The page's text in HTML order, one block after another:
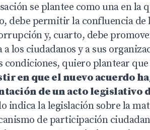
se plantee como una en la
debe permitir la confluencia de
y, cuarto, debe
a los ciudadanos y a sus
condiciones, quiero plantear
en que el nuevo acuerdo
de un acto legislativo
indica la legislación sobre la
de participación